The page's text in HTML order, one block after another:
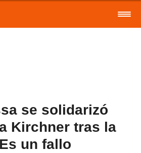
se solidarizó
Kirchner tras la
un fallo